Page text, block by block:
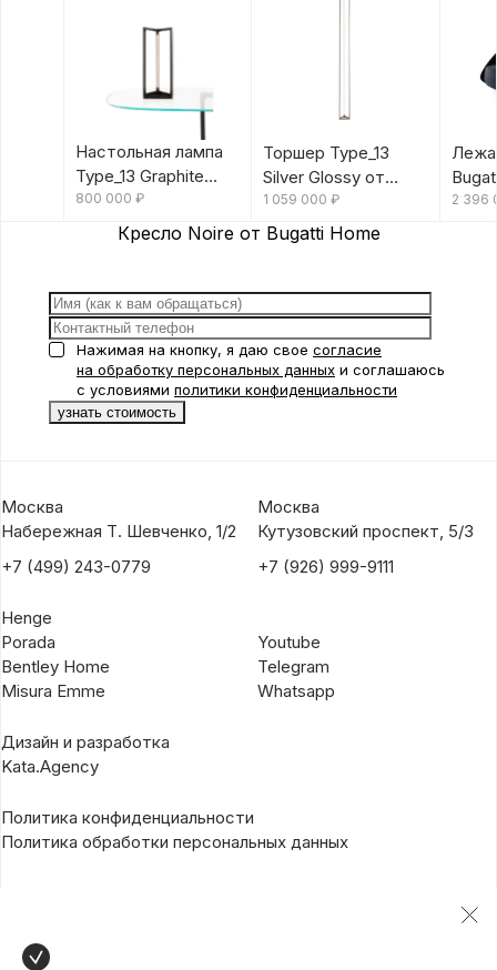
Настольная лампа
Type_13 Graphite
Glossy от Bugatti
Home
800 000 ₽
Торшер Type_13
Silver Glossy от
Bugatti Home
1 059 000 ₽ 2 396
Кресло Noire от Bugatti Home
Нажимая на кнопку, я даю свое согласие
на обработку персональных данных и соглашаюсь
с условиями политики конфиденциальности
Москва
Набережная Т. Шевченко, 1/2
+7 (499) 243-0779
Москва
Кутузовский проспект, 5/3
+7 (926) 999-9111
Henge
Porada
Bentley Home
Misura Emme
Youtube
Telegram
Whatsapp
Дизайн и разработка
Kata.Agency
Политика конфиденциальности
Политика обработки персональных данных